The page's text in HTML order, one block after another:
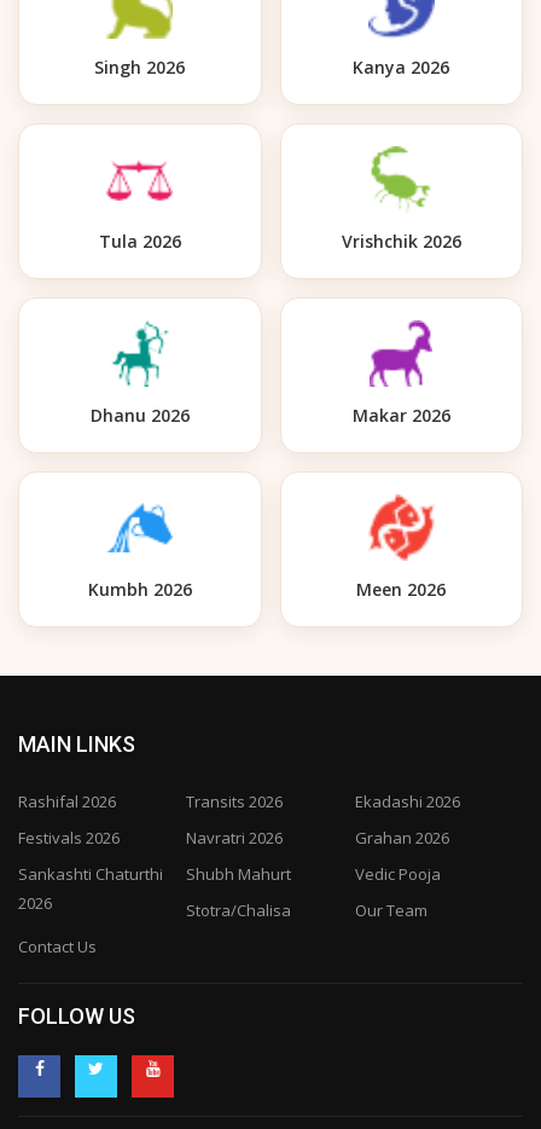
Singh 2026 Kanya 2026
Tula 2026 Vrishchik 2026
Dhanu 2026 Makar 2026
Kumbh 2026 Meen 2026
MAIN LINKS
Rashifal 2026 Transits 2026
Ekadashi 2026
Festivals 2026
Navratri 2026
Grahan 2026
Sankashti Chaturthi
2026
Shubh Mahurt
Vedic Pooja
Stotra/Chalisa
Our Team
Contact Us
FOLLOW US